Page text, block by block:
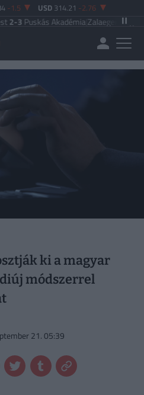
-1.5 USD 314.21 -2.76
Akadémia|Zalaegerszegi TE5-2
ki a magyar
módszerrel
21. 05:39